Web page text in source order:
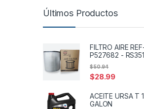
Últimos Productos
FILTRO AIRE
P527682 -
$28.99
$50.94
ACEITE URSA T
GALON